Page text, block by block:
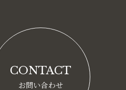
CONTACT
お問い合わせ